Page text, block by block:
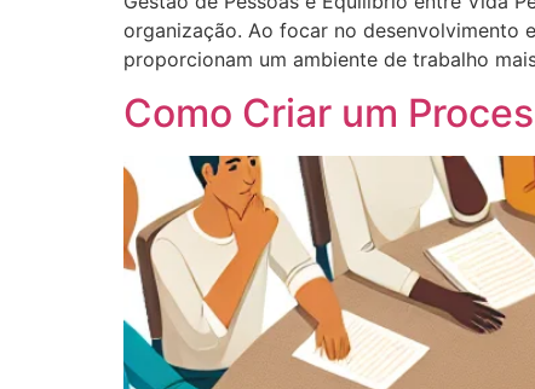
organização. Ao focar no desenvolvimento
proporcionam um ambiente de trabalho
Como Criar um